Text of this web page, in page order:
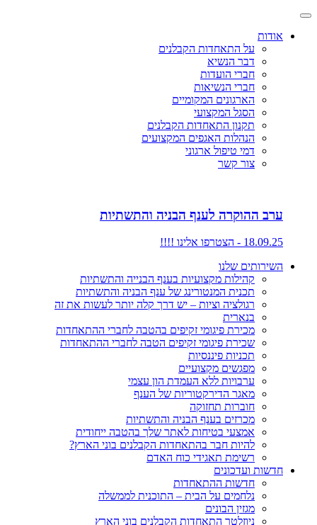
אודות
על התאחדות הקבלנים
דבר הנשיא
חברי הועדות
חברי הנשיאות
הארגונים המקומיים
הסגל המקצועי
תקנון התאחדות הקבלנים
הנהלות האגפים המקצועים
דמי טיפול ארגוני
צור קשר
ערב ההוקרה לענף הבניה והתשתיות
18.09.25 - הצטרפו אלינו !!!!
השירותים שלנו
קהילות מקצועיות בענף הבנייה והתשתיות
תכנית המנטורינג של ענף הבניה והתשתיות
רגולציה וציות – יש דרך קלה יותר לעשות את זה
בנארית
מכירת פיגומי זקיפים בהטבה לחברי ההתאחדות
שכירת פיגומי זקיפים הטבה לחברי ההתאחדות
תכניות פיננסיות
מפגשים מקצועיים
ערבויות ללא העמדת הון עצמי
מאגר הדירקטוריות של הענף
חוברות תחזוקה
מכרזים בענף הבניה והתשתיות
אמצעי בטיחות לאתר שלך בהטבה ייחודית
להיות חבר בהתאחדות הקבלנים בוני הארץ?
רשימת תאגידי כוח האדם
חדשות ועדכונים
חדשות ההתאחדות
נלחמים על הבית – התוכנית לממשלה
מגזין הבונים
ניוזלטר התאחדות הקבלנים בוני הארץ